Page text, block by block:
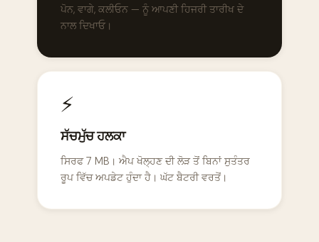
ਪੋਨ, ਵਾਗੇ, ਕਲੀਓਨ — ਨੂੰ ਆਪਣੀ ਹਿਜਰੀ ਤਾਰੀਖ ਦੇ
ਨਾਲ ਦਿਖਾਓ।
⚡
ਸੱਚਮੁੱਚ ਹਲਕਾ
ਸਿਰਫ 7 MB। ਐਪ ਖੋਲ੍ਹਣ ਦੀ ਲੋੜ ਤੋਂ ਬਿਨਾਂ ਸੁਤੰਤਰ
ਰੂਪ ਵਿੱਚ ਅਪਡੇਟ ਹੁੰਦਾ ਹੈ। ਘੱਟ ਬੈਟਰੀ ਵਰਤੋਂ।